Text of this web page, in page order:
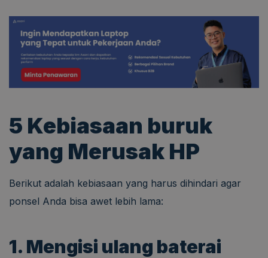
5 Kebiasaan buruk
yang Merusak HP
Berikut adalah kebiasaan yang harus dihindari agar
ponsel Anda bisa awet lebih lama:
1. Mengisi ulang baterai